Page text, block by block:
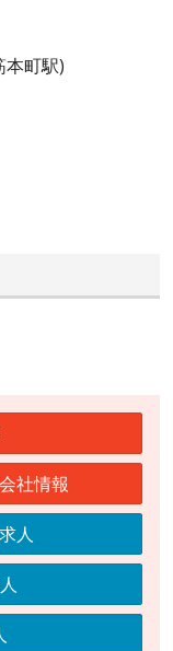
本町駅)
社情報
人